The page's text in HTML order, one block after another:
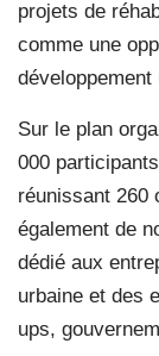
projets de
comme une
développement
Sur le plan
000
réunissant 260
également de
dédié aux
urbaine et des
ups,